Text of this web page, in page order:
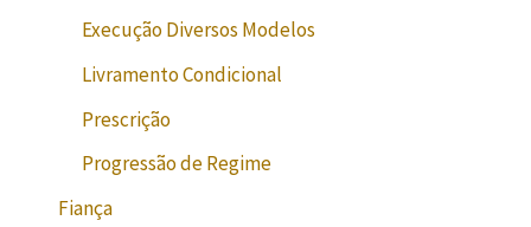
Execução Diversos Modelos
Livramento Condicional
Prescrição
Progressão de Regime
Fiança